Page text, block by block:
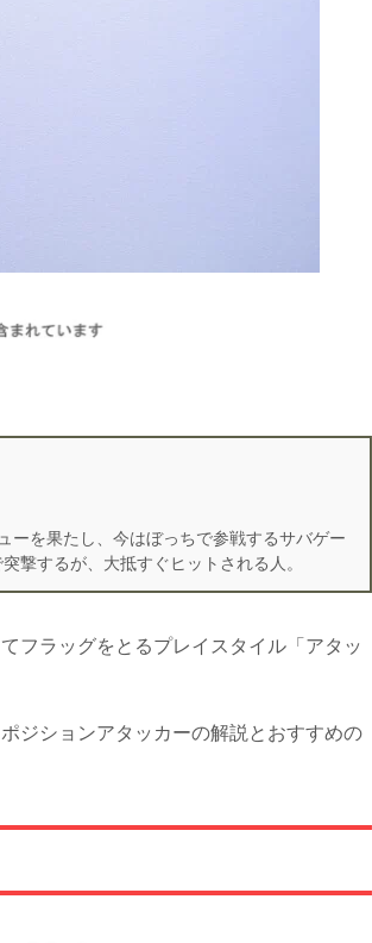
ーを果たし、今はぼっちで参戦するサバゲー
撃するが、大抵すぐヒットされる人。
フラッグをとるプレイスタイル「アタッ
ジションアタッカーの解説とおすすめの